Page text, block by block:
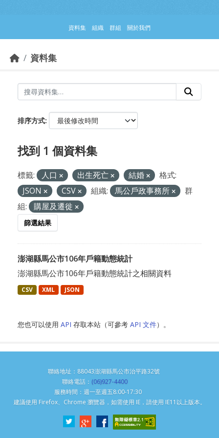
資料集 組織 群組 關於我們
資料集
排序方式
找到 1 個資料集
標籤: 人口 出生死亡 結婚
格式:
JSON
CSV 組織: 馬公戶政事務所
群
組:
購屋及遷徙
篩選結果
澎湖縣馬公市106年戶籍動態統計
澎湖縣馬公市106年戶籍動態統計之相關資料
CSV XML JSON
您也可以使用 API 存取本站（可參考 API 文件）。
聯絡地址：88043澎湖縣馬公市治平路32號
聯絡電話： (06)927-4400
服務時間：週一至週五8:00-17:30
建議使用 Firefox、Chrome 瀏覽器，如需使用 IE，請使用 IE11以上版本。